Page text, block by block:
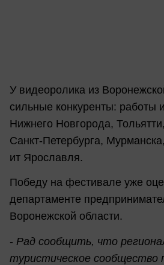
У видеоролика из
сильные конкуренты: работы
Нижнего Новгорода,
Санкт-Петербурга,
ит Ярославля.
Победу на фестивале уже
департаменте
Воронежской области.
- Рад сообщить, что
туристическое сообщество